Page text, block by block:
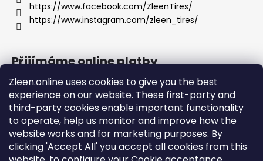
Zleen.online uses cookies to give you the best
experience on our website. These first-party and
third-party cookies enable important functionality
to operate, help us monitor and improve how the
website works and for marketing purposes. By
clicking 'Accept All' you accept all cookies from this
https://www.facebook.com/ZleenTires/
https://www.instagram.com/zleen_tires/
Přijímáme online platby
Podpora